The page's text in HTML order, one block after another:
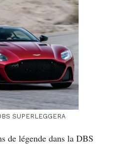
SUPERLEGGERA
de légende dans la DBS